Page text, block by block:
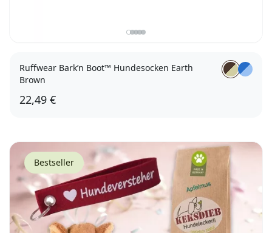
Ruffwear Bark’n Boot™ Hundesocken Earth
Brown
22,49 €
Bestseller